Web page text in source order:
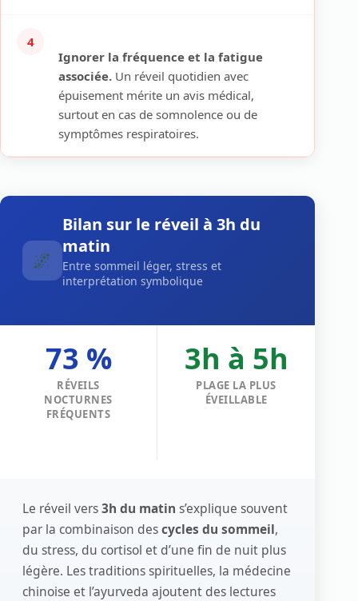
4
Ignorer la fréquence et la fatigue
associée. Un réveil quotidien avec
épuisement mérite un avis médical,
surtout en cas de somnolence ou de
symptômes respiratoires.
🌌
Bilan sur le réveil à 3h du
matin
Entre sommeil léger, stress et
interprétation symbolique
73 %
RÉVEILS
NOCTURNES
FRÉQUENTS
3h à 5h
PLAGE LA PLUS
ÉVEILLABLE
Le réveil vers3h du matin s’explique souvent
par la combinaison descycles du sommeil,
du stress, du cortisol et d’une fin de nuit plus
légère. Les traditions spirituelles, la médecine
chinoise et l’ayurveda ajoutent des lectures